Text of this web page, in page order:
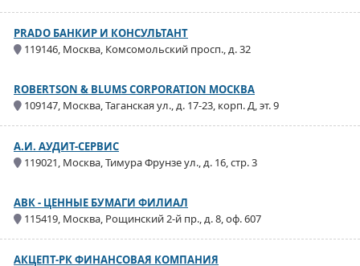
PRADO БАНКИР И КОНСУЛЬТАНТ
119146, Москва, Комсомольский просп., д. 32
ROBERTSON & BLUMS CORPORATION МОСКВА
109147, Москва, Таганская ул., д. 17-23, корп. Д, эт. 9
А.И. АУДИТ-СЕРВИС
119021, Москва, Тимура Фрунзе ул., д. 16, стр. 3
АВК - ЦЕННЫЕ БУМАГИ ФИЛИАЛ
115419, Москва, Рощинский 2-й пр., д. 8, оф. 607
АКЦЕПТ-РК ФИНАНСОВАЯ КОМПАНИЯ